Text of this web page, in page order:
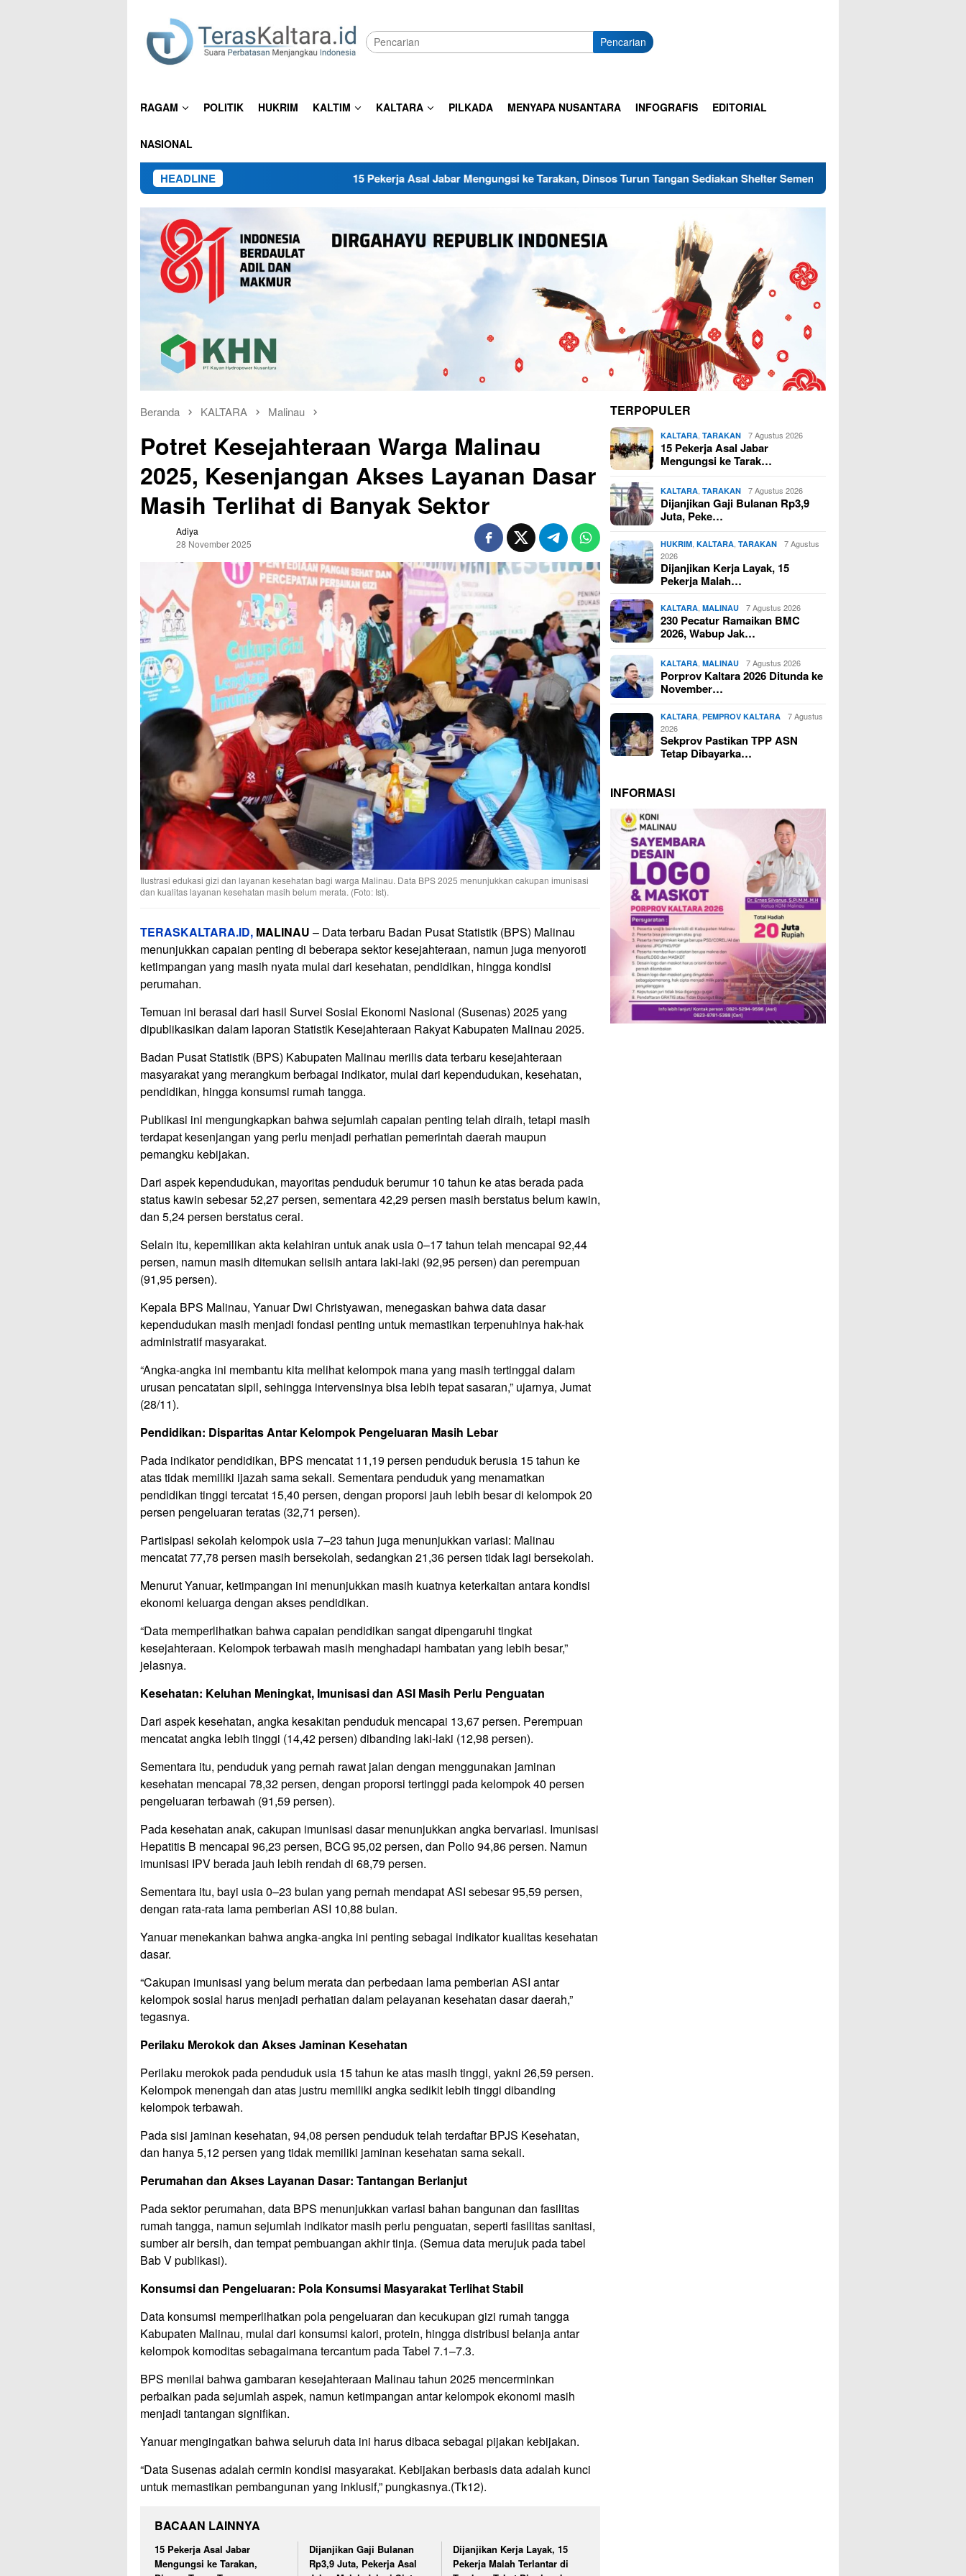
konten
Pencarian
RAGAM POLITIK HUKRIM KALTIM KALTARA PILKADA MENYAPA NUSANTARA INFOGRAFIS EDITORIAL
NASIONAL
HEADLINE 15 Pekerja Asal Jabar Mengungsi ke Tarakan, Dinsos Turun Tangan Sediakan Shelter Sementara Dijanjikan Gaji Bulanan Rp3,9 Juta,
Beranda KALTARA Malinau
Potret Kesejahteraan Warga Malinau
2025, Kesenjangan Akses Layanan Dasar
Masih Terlihat di Banyak Sektor
Adiya
28 November 2025
Ilustrasi edukasi gizi dan layanan kesehatan bagi warga Malinau. Data BPS 2025 menunjukkan cakupan imunisasi
dan kualitas layanan kesehatan masih belum merata. (Foto: Ist).
TERASKALTARA.ID, MALINAU – Data terbaru Badan Pusat Statistik (BPS) Malinau
menunjukkan capaian penting di beberapa sektor kesejahteraan, namun juga menyoroti
ketimpangan yang masih nyata mulai dari kesehatan, pendidikan, hingga kondisi
perumahan.
Temuan ini berasal dari hasil Survei Sosial Ekonomi Nasional (Susenas) 2025 yang
dipublikasikan dalam laporan Statistik Kesejahteraan Rakyat Kabupaten Malinau 2025.
Badan Pusat Statistik (BPS) Kabupaten Malinau merilis data terbaru kesejahteraan
masyarakat yang merangkum berbagai indikator, mulai dari kependudukan, kesehatan,
pendidikan, hingga konsumsi rumah tangga.
Publikasi ini mengungkapkan bahwa sejumlah capaian penting telah diraih, tetapi masih
terdapat kesenjangan yang perlu menjadi perhatian pemerintah daerah maupun
pemangku kebijakan.
Dari aspek kependudukan, mayoritas penduduk berumur 10 tahun ke atas berada pada
status kawin sebesar 52,27 persen, sementara 42,29 persen masih berstatus belum kawin,
dan 5,24 persen berstatus cerai.
Selain itu, kepemilikan akta kelahiran untuk anak usia 0–17 tahun telah mencapai 92,44
persen, namun masih ditemukan selisih antara laki-laki (92,95 persen) dan perempuan
(91,95 persen).
Kepala BPS Malinau, Yanuar Dwi Christyawan, menegaskan bahwa data dasar
kependudukan masih menjadi fondasi penting untuk memastikan terpenuhinya hak-hak
administratif masyarakat.
“Angka-angka ini membantu kita melihat kelompok mana yang masih tertinggal dalam
urusan pencatatan sipil, sehingga intervensinya bisa lebih tepat sasaran,” ujarnya, Jumat
(28/11).
Pendidikan: Disparitas Antar Kelompok Pengeluaran Masih Lebar
Pada indikator pendidikan, BPS mencatat 11,19 persen penduduk berusia 15 tahun ke
atas tidak memiliki ijazah sama sekali. Sementara penduduk yang menamatkan
pendidikan tinggi tercatat 15,40 persen, dengan proporsi jauh lebih besar di kelompok 20
persen pengeluaran teratas (32,71 persen).
Partisipasi sekolah kelompok usia 7–23 tahun juga menunjukkan variasi: Malinau
mencatat 77,78 persen masih bersekolah, sedangkan 21,36 persen tidak lagi bersekolah.
Menurut Yanuar, ketimpangan ini menunjukkan masih kuatnya keterkaitan antara kondisi
ekonomi keluarga dengan akses pendidikan.
“Data memperlihatkan bahwa capaian pendidikan sangat dipengaruhi tingkat
kesejahteraan. Kelompok terbawah masih menghadapi hambatan yang lebih besar,”
jelasnya.
Kesehatan: Keluhan Meningkat, Imunisasi dan ASI Masih Perlu Penguatan
Dari aspek kesehatan, angka kesakitan penduduk mencapai 13,67 persen. Perempuan
mencatat angka lebih tinggi (14,42 persen) dibanding laki-laki (12,98 persen).
Sementara itu, penduduk yang pernah rawat jalan dengan menggunakan jaminan
kesehatan mencapai 78,32 persen, dengan proporsi tertinggi pada kelompok 40 persen
pengeluaran terbawah (91,59 persen).
Pada kesehatan anak, cakupan imunisasi dasar menunjukkan angka bervariasi. Imunisasi
Hepatitis B mencapai 96,23 persen, BCG 95,02 persen, dan Polio 94,86 persen. Namun
imunisasi IPV berada jauh lebih rendah di 68,79 persen.
Sementara itu, bayi usia 0–23 bulan yang pernah mendapat ASI sebesar 95,59 persen,
dengan rata-rata lama pemberian ASI 10,88 bulan.
Yanuar menekankan bahwa angka-angka ini penting sebagai indikator kualitas kesehatan
dasar.
“Cakupan imunisasi yang belum merata dan perbedaan lama pemberian ASI antar
kelompok sosial harus menjadi perhatian dalam pelayanan kesehatan dasar daerah,”
tegasnya.
Perilaku Merokok dan Akses Jaminan Kesehatan
Perilaku merokok pada penduduk usia 15 tahun ke atas masih tinggi, yakni 26,59 persen.
Kelompok menengah dan atas justru memiliki angka sedikit lebih tinggi dibanding
kelompok terbawah.
Pada sisi jaminan kesehatan, 94,08 persen penduduk telah terdaftar BPJS Kesehatan,
dan hanya 5,12 persen yang tidak memiliki jaminan kesehatan sama sekali.
Perumahan dan Akses Layanan Dasar: Tantangan Berlanjut
Pada sektor perumahan, data BPS menunjukkan variasi bahan bangunan dan fasilitas
rumah tangga, namun sejumlah indikator masih perlu penguatan, seperti fasilitas sanitasi,
sumber air bersih, dan tempat pembuangan akhir tinja. (Semua data merujuk pada tabel
Bab V publikasi).
Konsumsi dan Pengeluaran: Pola Konsumsi Masyarakat Terlihat Stabil
Data konsumsi memperlihatkan pola pengeluaran dan kecukupan gizi rumah tangga
Kabupaten Malinau, mulai dari konsumsi kalori, protein, hingga distribusi belanja antar
kelompok komoditas sebagaimana tercantum pada Tabel 7.1–7.3.
BPS menilai bahwa gambaran kesejahteraan Malinau tahun 2025 mencerminkan
perbaikan pada sejumlah aspek, namun ketimpangan antar kelompok ekonomi masih
menjadi tantangan signifikan.
Yanuar mengingatkan bahwa seluruh data ini harus dibaca sebagai pijakan kebijakan.
“Data Susenas adalah cermin kondisi masyarakat. Kebijakan berbasis data adalah kunci
untuk memastikan pembangunan yang inklusif,” pungkasnya.(Tk12).
BACAAN LAINNYA
15 Pekerja Asal Jabar
Mengungsi ke Tarakan,
Dijanjikan Gaji Bulanan
Rp3,9 Juta, Pekerja Asal
Dijanjikan Kerja Layak, 15
Pekerja Malah Terlantar di
TERPOPULER
KALTARA ,TARAKAN 7 Agustus 2026
15 Pekerja Asal Jabar
Mengungsi ke Tarak…
KALTARA ,TARAKAN 7 Agustus 2026
Dijanjikan Gaji Bulanan Rp3,9
Juta, Peke…
HUKRIM ,KALTARA ,TARAKAN
7 Agustus
2026
Dijanjikan Kerja Layak, 15
Pekerja Malah…
KALTARA ,MALINAU 7 Agustus 2026
230 Pecatur Ramaikan BMC
2026, Wabup Jak…
KALTARA ,MALINAU 7 Agustus 2026
Porprov Kaltara 2026 Ditunda ke
November…
KALTARA ,PEMPROV KALTARA
7 Agustus
2026
Sekprov Pastikan TPP ASN
Tetap Dibayarka…
INFORMASI